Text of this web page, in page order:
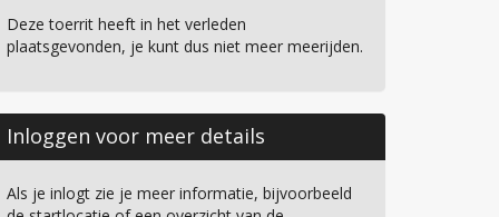
Deze toerrit heeft in het verleden
plaatsgevonden, je kunt dus niet meer meerijden.
Inloggen voor meer details
Als je inlogt zie je meer informatie, bijvoorbeeld